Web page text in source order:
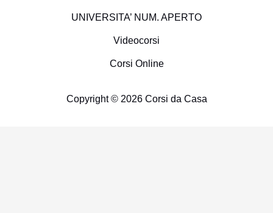
UNIVERSITA’ NUM. APERTO
Videocorsi
Corsi Online
Copyright © 2026 Corsi da Casa